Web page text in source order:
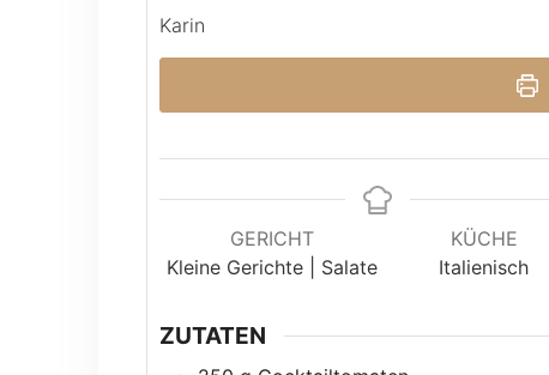
Karin
GERICHT
Kleine Gerichte | Salate
KÜCHE
Italienisch
ZUTATEN